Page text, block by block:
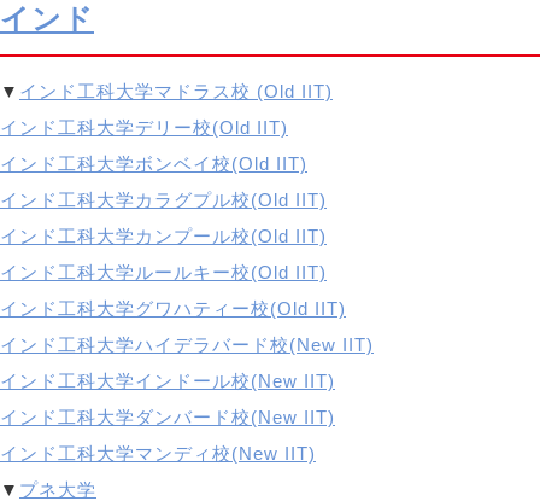
インド
▼ インド工科大学マドラス校 (Old IIT)
インド工科大学デリー校(Old IIT)
インド工科大学ボンベイ校(Old IIT)
インド工科大学カラグプル校(Old IIT)
インド工科大学カンプール校(Old IIT)
インド工科大学ルールキー校(Old IIT)
インド工科大学グワハティー校(Old IIT)
インド工科大学ハイデラバード校(New IIT)
インド工科大学インドール校(New IIT)
インド工科大学ダンバード校(New IIT)
インド工科大学マンディ校(New IIT)
▼ プネ大学